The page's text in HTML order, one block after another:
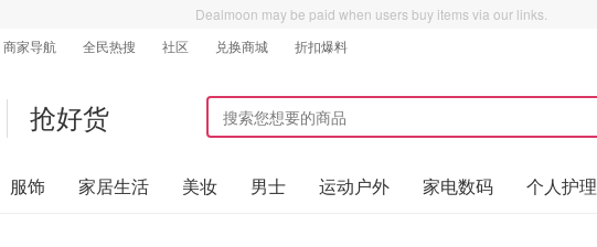
Dealmoon may be paid when users buy items via our links.
商家导航 全民热搜 社区 兑换商城 折扣爆料
抢好货
服饰 家居生活 美妆 男士 运动户外 家电数码 个人护理